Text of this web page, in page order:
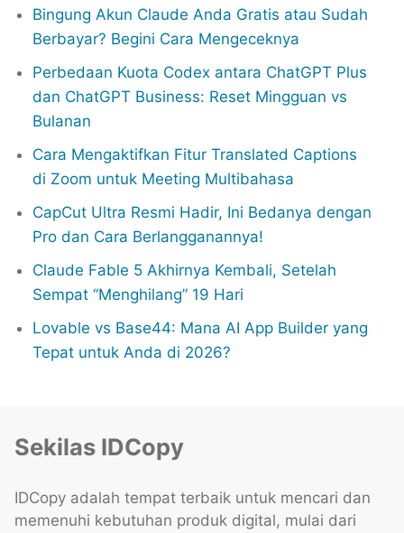
Bingung Akun Claude Anda Gratis atau Sudah
Berbayar? Begini Cara Mengeceknya
Perbedaan Kuota Codex antara ChatGPT Plus
dan ChatGPT Business: Reset Mingguan vs
Bulanan
Cara Mengaktifkan Fitur Translated Captions
di Zoom untuk Meeting Multibahasa
CapCut Ultra Resmi Hadir, Ini Bedanya dengan
Pro dan Cara Berlangganannya!
Claude Fable 5 Akhirnya Kembali, Setelah
Sempat “Menghilang” 19 Hari
Lovable vs Base44: Mana AI App Builder yang
Tepat untuk Anda di 2026?
Sekilas IDCopy
IDCopy adalah tempat terbaik untuk mencari dan
memenuhi kebutuhan produk digital, mulai dari